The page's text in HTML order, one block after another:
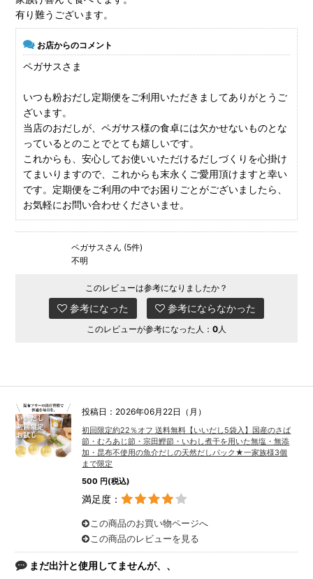
有り難うございます。
お店からのコメント
ペガサスさま
いつも粉おだし定期便をご利用いただきましてありがとうご
ざいます。
当店のおだしが、ペガサス様の食卓には欠かせないものとな
っているとのことでとても嬉しいです。
これからも、安心してお使いいただけるだしづくりを心掛け
てまいりますので、これからも末永くご愛用頂けますと幸い
です。定期便をご利用の中でお困りごとがございましたら、
お気軽にお問い合わせくださいませ。
ペガサスさん (5件)
不明
このレビューは参考になりましたか？
参考になった 参考にならなかった
このレビューが参考になった人： 0 人
投稿日：2026年06月22日（月）
初回限定約22％オフ 送料無料【いいだし5袋入】国産のさば
節・むろあじ節・宗田鰹節・いわし煮干を用いた無塩・無添
加・昆布不使用の魚介だしの天然だしパック★一家族様3個
まで限定
500 円(税込)
満足度：
この商品のお買い物ページへ
この商品のレビューを見る
まだ出汁と使用してませんが、、